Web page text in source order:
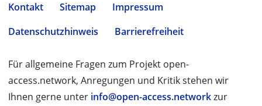
Kontakt Sitemap
Impressum
Datenschutzhinweis
Barrierefreiheit
Für allgemeine Fragen zum Projekt open-
access.network, Anregungen und Kritik stehen wir
Ihnen gerne unter info@open-access.networkzur